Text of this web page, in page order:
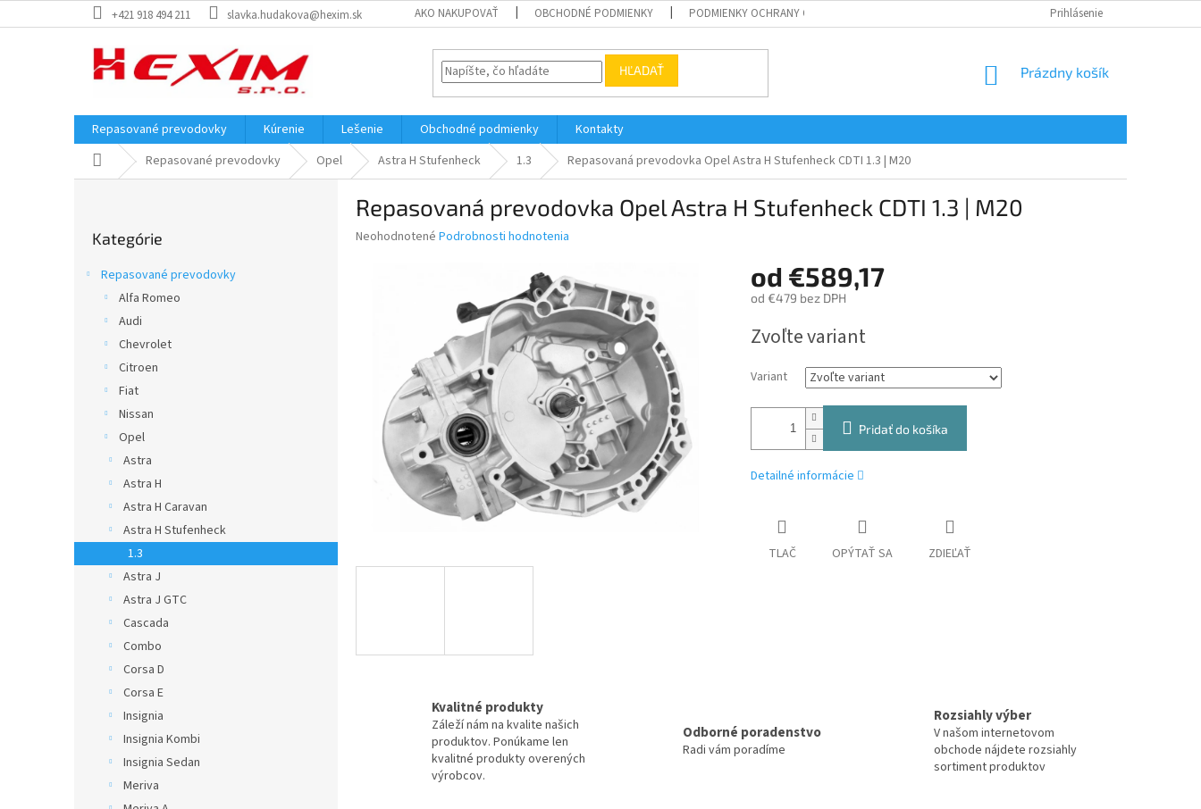
na
+421 918 494 211 slavka.hudakova@hexim.sk AKO NAKUPOVAŤ OBCHODNÉ PODMIENKY PODMIENKY OCHRANY OSOBNÝCH ÚDAJOV Prihlásenie
HĽADAŤ
NÁKUPNÝ
Prázdny košík
Repasované prevodovky Kúrenie Lešenie Obchodné podmienky
Kontakty
DomovRepasované prevodovky Opel Astra H Stufenheck 1.3 Repasovaná prevodovka Opel Astra H Stufenheck CDTI 1.3 | M20
kategórie
Kategórie
Repasované prevodovky
Alfa Romeo
Audi
Chevrolet
Citroen
Fiat
Nissan
Opel
Astra
Astra H
Astra H Caravan
Astra H Stufenheck
1.3
Astra J
Astra J GTC
Cascada
Combo
Corsa D
Corsa E
Insignia
Insignia Kombi
Insignia Sedan
Meriva
Repasovaná prevodovka Opel Astra H Stufenheck CDTI 1.3 | M20
Priemerné
Neohodnotené Podrobnosti hodnotenia
od €589,17
od €479 bez DPH
cena:
Zvoľte variant
Variant
Pridať do košíka
Detailné informácie
TLAČ OPÝTAŤ SA ZDIEĽAŤ
Kvalitné produkty
Záleží nám na kvalite našich
produktov. Ponúkame len
kvalitné produkty overených
výrobcov.
Odborné poradenstvo
Radi vám poradíme
Rozsiahly výber
V našom internetovom
obchode nájdete rozsiahly
sortiment produktov